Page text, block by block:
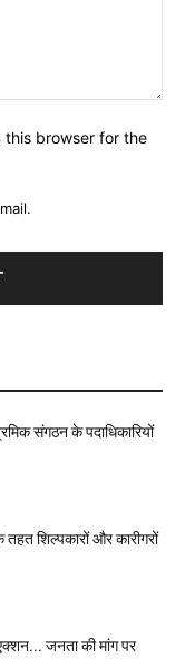
this browser for the
संगठन के पदाधिकारियों
तहत शिल्पकारों और कारीगरों
जनता की मांग पर